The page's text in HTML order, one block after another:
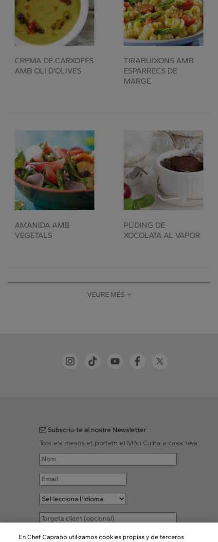
CREMA DE CARXOFES
AMB OLI D’OLIVES
TIRABUIXONS AMB
ESPÀRRECS DE
MARGE
AMANIDA AMB
VEGETALS
PÚDING DE
XOCOLATA AL VAPOR
VEURE MÉS
Subscriu-te al nostre Newsletter
Tots els mesos et portem el Món Cuina a casa teva
Accepto lesCondicions legals
En Chef Caprabo utilizamos cookies propias y de terceros